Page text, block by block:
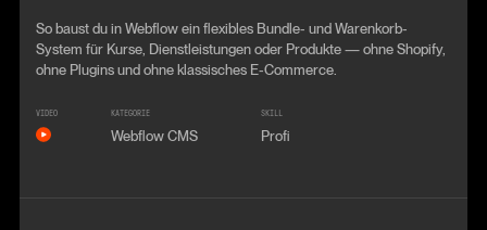
So baust du in Webflow ein flexibles Bundle- und Warenkorb-
System für Kurse, Dienstleistungen oder Produkte — ohne Shopify,
ohne Plugins und ohne klassisches E-Commerce.
VIDEO KATEGORIE
Webflow CMS
SKILL
Profi